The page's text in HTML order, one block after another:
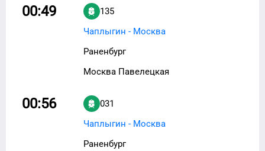
00:49
135
Чаплыгин - Москва
Раненбург
Москва Павелецкая
00:56
031
Чаплыгин - Москва
Раненбург